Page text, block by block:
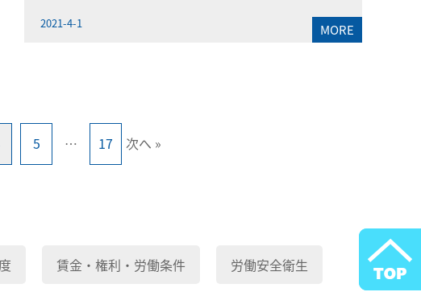
2021-4-1 MORE
5 … 17 次へ »
賃金・権利・労働条件 労働安全衛生